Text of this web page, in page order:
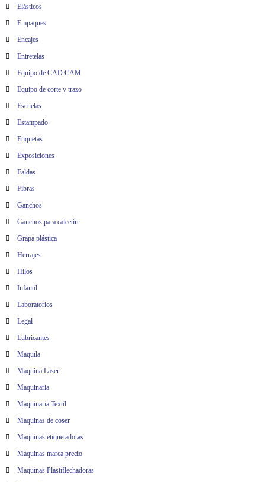
Elásticos
Empaques
Encajes
Entretelas
Equipo de CAD CAM
Equipo de corte y trazo
Escuelas
Estampado
Etiquetas
Exposiciones
Faldas
Fibras
Ganchos
Ganchos para calcetín
Grapa plástica
Herrajes
Hilos
Infantil
Laboratorios
Legal
Lubricantes
Maquila
Maquina Laser
Maquinaria
Maquinaria Textil
Maquinas de coser
Maquinas etiquetadoras
Máquinas marca precio
Maquinas Plastiflechadoras